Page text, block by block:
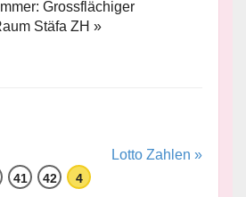
Grossflächiger
Stäfa ZH »
Lotto Zahlen »
41 42 4